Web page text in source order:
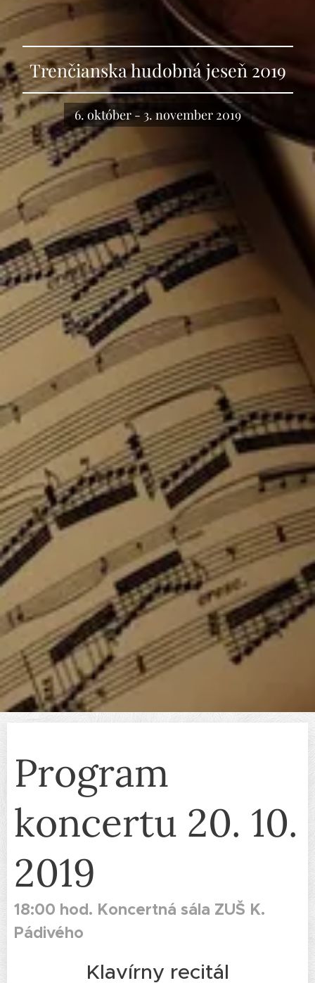
Trenčianska hudobná jeseň 2019
6. október - 3. november 2019
Program
koncertu 20. 10.
2019
18:00 hod. Koncertná sála ZUŠ K.
Pádivého
Klavírny recitál